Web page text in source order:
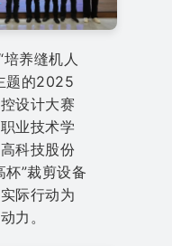
养缝机人
题的2025
设计大赛
业技术学
科技股份
杯”裁剪设备
际行动为
力。